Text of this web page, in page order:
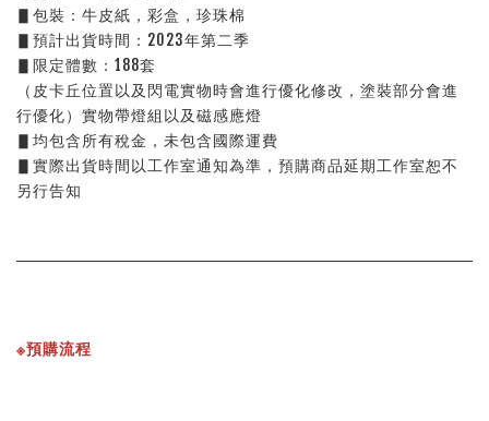
▋包裝：牛皮紙，彩盒，珍珠棉
▋預計出貨時間：2023年第二季
▋限定體數：188套
（皮卡丘位置以及閃電實物時會進行優化修改，塗裝部分會進
行優化）實物帶燈組以及磁感應燈
▋均包含所有稅金，未包含國際運費
▋實際出貨時間以工作室通知為準，預購商品延期工作室恕不
另行告知
※預購流程